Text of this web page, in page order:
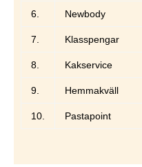
6. Newbody
7. Klasspengar
8. Kakservice
9. Hemmakväll
10. Pastapoint